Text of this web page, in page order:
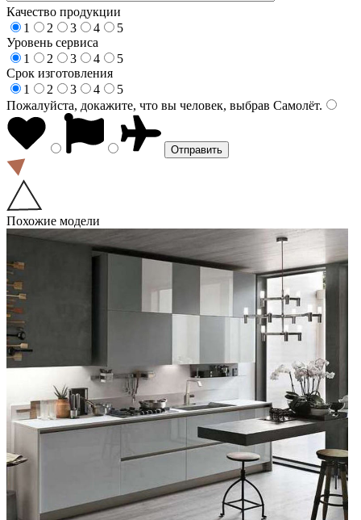
Качество продукции
1
2 3 4
5
Уровень сервиса
1
2 3 4
5
Срок изготовления
1
2 3 4
5
Пожалуйста, докажите, что вы человек, выбрав Самолёт.
Похожие модели